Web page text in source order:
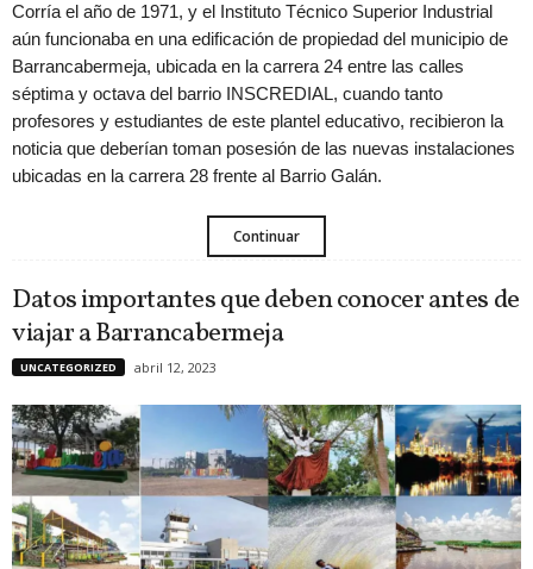
Corría el año de 1971, y el Instituto Técnico Superior Industrial
aún funcionaba en una edificación de propiedad del municipio de
Barrancabermeja, ubicada en la carrera 24 entre las calles
séptima y octava del barrio INSCREDIAL, cuando tanto
profesores y estudiantes de este plantel educativo, recibieron la
noticia que deberían toman posesión de las nuevas instalaciones
ubicadas en la carrera 28 frente al Barrio Galán.
Continuar
Datos importantes que deben conocer antes de
viajar a Barrancabermeja
UNCATEGORIZED abril 12, 2023